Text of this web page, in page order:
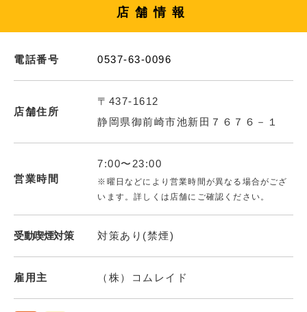
店舗情報
電話番号 0537-63-0096
店舗住所
〒437-1612
静岡県御前崎市池新田７６７６－１
営業時間
7:00〜23:00
※曜日などにより営業時間が異なる場合がござ
います。詳しくは店舗にご確認ください。
受動喫煙対策 対策あり(禁煙)
雇用主 （株）コムレイド